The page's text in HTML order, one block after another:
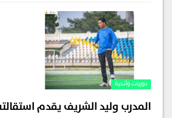
دوريات وأندية
المدرب وليد الشريف يقدم استقالته